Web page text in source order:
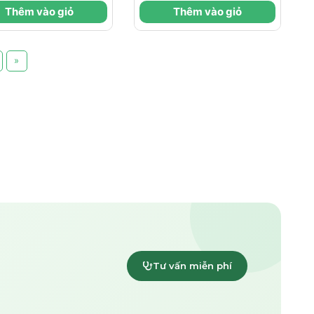
Sâu 48
Thêm vào giỏ
Sâu
Thêm vào giỏ
»
Tư vấn miễn phí